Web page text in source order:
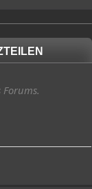
Forums.